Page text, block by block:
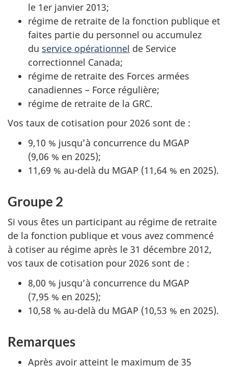
le 1er janvier 2013;
régime de retraite de la fonction publique et
faites partie du personnel ou accumulez
du service opérationnel de Service
correctionnel Canada;
régime de retraite des Forces armées
canadiennes – Force régulière;
régime de retraite de la GRC.
Vos taux de cotisation pour 2026 sont de :
9,10 % jusqu’à concurrence du MGAP
(9,06 % en 2025);
11,69 % au-delà du MGAP (11,64 % en 2025).
Groupe 2
Si vous êtes un participant au régime de retraite
de la fonction publique et vous avez commencé
à cotiser au régime après le 31 décembre 2012,
vos taux de cotisation pour 2026 sont de :
8,00 % jusqu’à concurrence du MGAP
(7,95 % en 2025);
10,58 % au-delà du MGAP (10,53 % en 2025).
Remarques
Après avoir atteint le maximum de 35